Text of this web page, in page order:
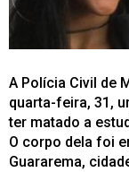
A Polícia Civil de
quarta-feira, 31,
ter matado a
O corpo dela foi
Guararema,